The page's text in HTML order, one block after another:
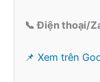
📞 Điện thoại/
📌 Xem trên